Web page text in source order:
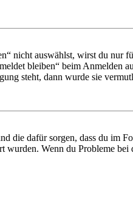
nicht auswählst, wirst du nur
bleiben“ beim
steht, dann wurde sie
die dafür sorgen, dass du im
Wenn du Probleme